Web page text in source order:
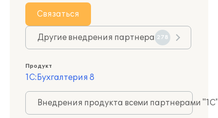
Связаться
Другие внедрения партнера 278
Продукт
1С:Бухгалтерия 8
Внедрения продукта всеми партнерами